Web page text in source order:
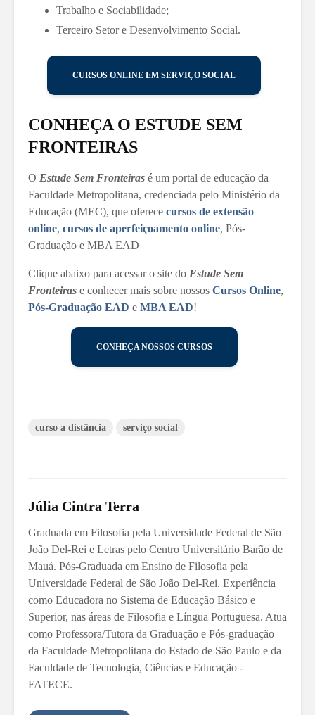
Trabalho e Sociabilidade;
Terceiro Setor e Desenvolvimento Social.
CURSOS ONLINE EM SERVIÇO SOCIAL
CONHEÇA O ESTUDE SEM
FRONTEIRAS
O Estude Sem Fronteiras é um portal de educação da
Faculdade Metropolitana, credenciada pelo Ministério da
Educação (MEC), que oferece cursos de extensão
online, cursos de aperfeiçoamento online, Pós-
Graduação e MBA EAD
Clique abaixo para acessar o site do Estude Sem
Fronteiras e conhecer mais sobre nossos Cursos Online,
Pós-Graduação EAD e MBA EAD!
CONHEÇA NOSSOS CURSOS
curso a distância serviço social
Júlia Cintra Terra
Graduada em Filosofia pela Universidade Federal de São
João Del-Rei e Letras pelo Centro Universitário Barão de
Mauá. Pós-Graduada em Ensino de Filosofia pela
Universidade Federal de São João Del-Rei. Experiência
como Educadora no Sistema de Educação Básico e
Superior, nas áreas de Filosofia e Língua Portuguesa. Atua
como Professora/Tutora da Graduação e Pós-graduação
da Faculdade Metropolitana do Estado de São Paulo e da
Faculdade de Tecnologia, Ciências e Educação -
FATECE.